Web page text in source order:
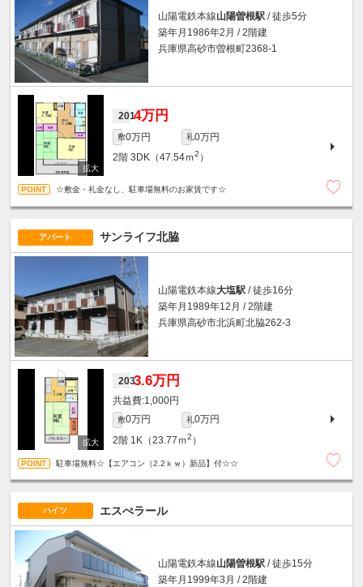
山陽電鉄本線山陽曽根駅 / 徒歩5分
築年月1986年2月 / 2階建
兵庫県高砂市曽根町2368-1
2014万円
敷0万円 礼0万円
2階 3DK（47.54ｍ2 ）
☆敷金・礼金なし、駐車場無料のお家賃です☆
アパート サンライフ北脇
山陽電鉄本線大塩駅 / 徒歩16分
築年月1989年12月 / 2階建
兵庫県高砂市北浜町北脇262-3
2033.6万円
1,000円
敷0万円 礼0万円
2階 1K（23.77ｍ2 ）
駐車場無料☆【エアコン（2.2ｋｗ）新品】付☆☆
ハイツ エスぺラール
山陽電鉄本線山陽曽根駅 / 徒歩15分
築年月1999年3月 / 2階建